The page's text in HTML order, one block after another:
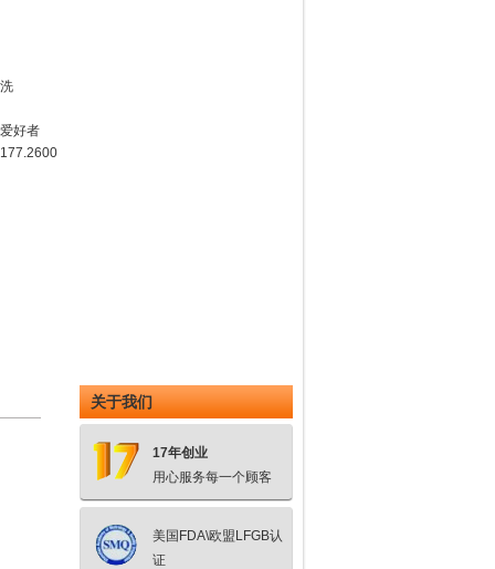
好者
关于我们
17年创业
用心服务每一个顾客
美国FDA\欧盟LFGB认
证